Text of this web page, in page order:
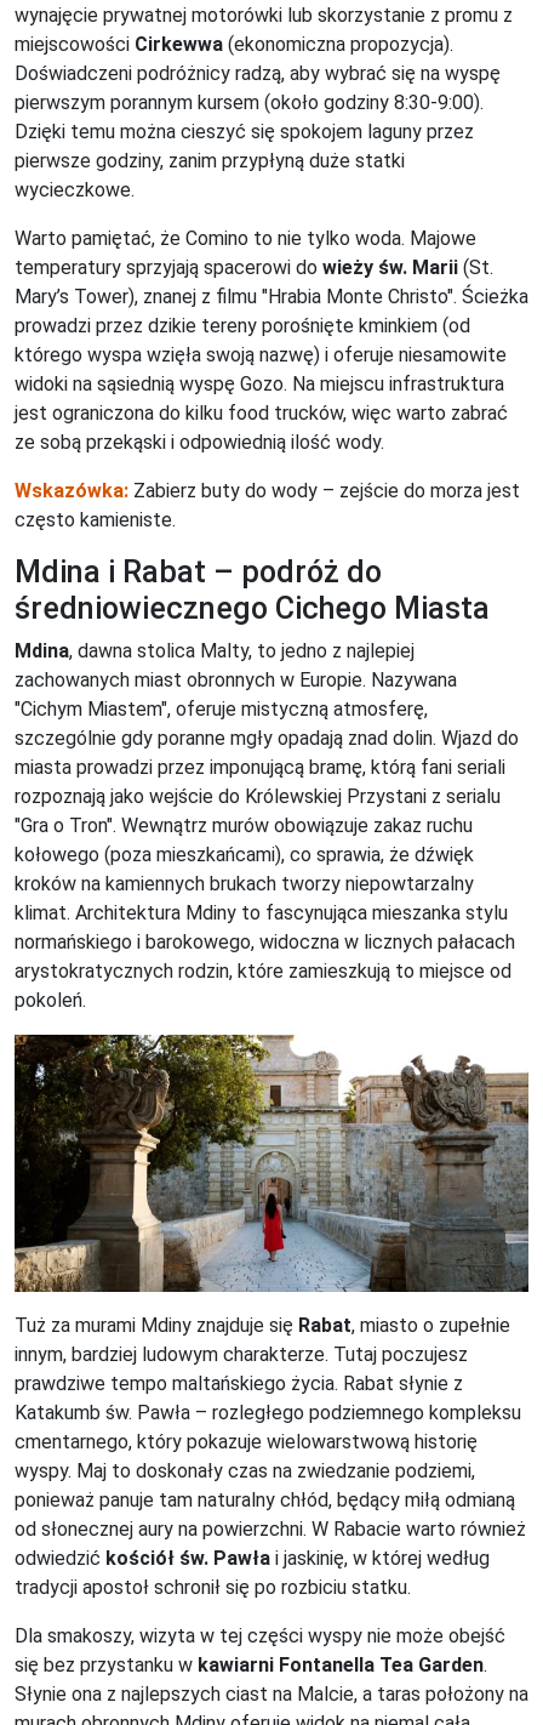
wynajęcie prywatnej motorówki lub skorzystanie z promu z
miejscowości Cirkewwa (ekonomiczna propozycja).
Doświadczeni podróżnicy radzą, aby wybrać się na wyspę
pierwszym porannym kursem (około godziny 8:30-9:00).
Dzięki temu można cieszyć się spokojem laguny przez
pierwsze godziny, zanim przypłyną duże statki
wycieczkowe.
Warto pamiętać, że Comino to nie tylko woda. Majowe
temperatury sprzyjają spacerowi do wieży św. Marii (St.
Mary’s Tower), znanej z filmu "Hrabia Monte Christo". Ścieżka
prowadzi przez dzikie tereny porośnięte kminkiem (od
którego wyspa wzięła swoją nazwę) i oferuje niesamowite
widoki na sąsiednią wyspę Gozo. Na miejscu infrastruktura
jest ograniczona do kilku food trucków, więc warto zabrać
ze sobą przekąski i odpowiednią ilość wody.
Wskazówka: Zabierz buty do wody – zejście do morza jest
często kamieniste.
Mdina i Rabat – podróż do
średniowiecznego Cichego Miasta
Mdina, dawna stolica Malty, to jedno z najlepiej
zachowanych miast obronnych w Europie. Nazywana
"Cichym Miastem", oferuje mistyczną atmosferę,
szczególnie gdy poranne mgły opadają znad dolin. Wjazd do
miasta prowadzi przez imponującą bramę, którą fani seriali
rozpoznają jako wejście do Królewskiej Przystani z serialu
"Gra o Tron". Wewnątrz murów obowiązuje zakaz ruchu
kołowego (poza mieszkańcami), co sprawia, że dźwięk
kroków na kamiennych brukach tworzy niepowtarzalny
klimat. Architektura Mdiny to fascynująca mieszanka stylu
normańskiego i barokowego, widoczna w licznych pałacach
arystokratycznych rodzin, które zamieszkują to miejsce od
pokoleń.
Tuż za murami Mdiny znajduje się Rabat, miasto o zupełnie
innym, bardziej ludowym charakterze. Tutaj poczujesz
prawdziwe tempo maltańskiego życia. Rabat słynie z
Katakumb św. Pawła – rozległego podziemnego kompleksu
cmentarnego, który pokazuje wielowarstwową historię
wyspy. Maj to doskonały czas na zwiedzanie podziemi,
ponieważ panuje tam naturalny chłód, będący miłą odmianą
od słonecznej aury na powierzchni. W Rabacie warto również
odwiedzić kościół św. Pawła i jaskinię, w której według
tradycji apostoł schronił się po rozbiciu statku.
Dla smakoszy, wizyta w tej części wyspy nie może obejść
się bez przystanku w kawiarni Fontanella Tea Garden.
Słynie ona z najlepszych ciast na Malcie, a taras położony na